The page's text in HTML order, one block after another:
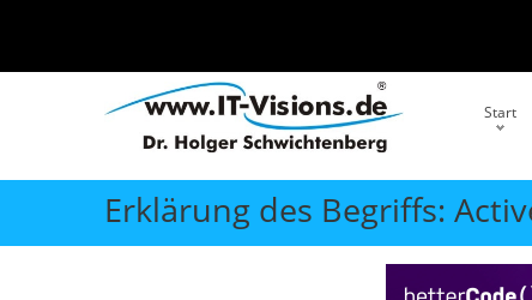
Start
Erklärung des Begriffs: